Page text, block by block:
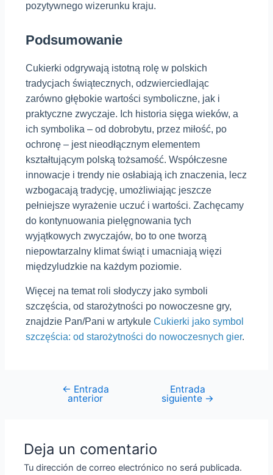
pozytywnego wizerunku kraju.
Podsumowanie
Cukierki odgrywają istotną rolę w polskich
tradycjach świątecznych, odzwierciedlając
zarówno głębokie wartości symboliczne, jak i
praktyczne zwyczaje. Ich historia sięga wieków, a
ich symbolika – od dobrobytu, przez miłość, po
ochronę – jest nieodłącznym elementem
kształtującym polską tożsamość. Współczesne
innowacje i trendy nie osłabiają ich znaczenia, lecz
wzbogacają tradycję, umożliwiając jeszcze
pełniejsze wyrażenie uczuć i wartości. Zachęcamy
do kontynuowania pielęgnowania tych
wyjątkowych zwyczajów, bo to one tworzą
niepowtarzalny klimat świąt i umacniają więzi
międzyludzkie na każdym poziomie.
Więcej na temat roli słodyczy jako symboli
szczęścia, od starożytności po nowoczesne gry,
znajdzie Pan/Pani w artykuleCukierki jako symbol
szczęścia: od starożytności do nowoczesnych gier.
Navegación
← Entrada
anterior
Entrada
siguiente →
Deja un comentario
Tu dirección de correo electrónico no será publicada.